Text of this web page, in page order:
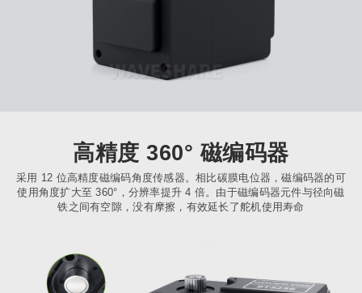
高精度 360° 磁编码器
采用 12 位高精度磁编码角度传感器。相比碳膜电位器，磁编码器的可
使用角度扩大至 360°，分辨率提升 4 倍。由于磁编码器元件与径向磁
铁之间有空隙，没有摩擦，有效延长了舵机使用寿命